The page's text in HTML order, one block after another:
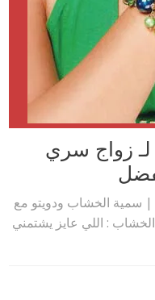
زواج سري
سمية الخشاب ودويتو مع
: اللي عايز يشتمني